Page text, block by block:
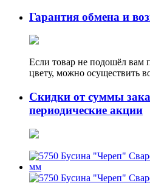
Гарантия обмена и
Если товар не подошёл вам
цвету, можно осуществить
Скидки от суммы
периодические акции